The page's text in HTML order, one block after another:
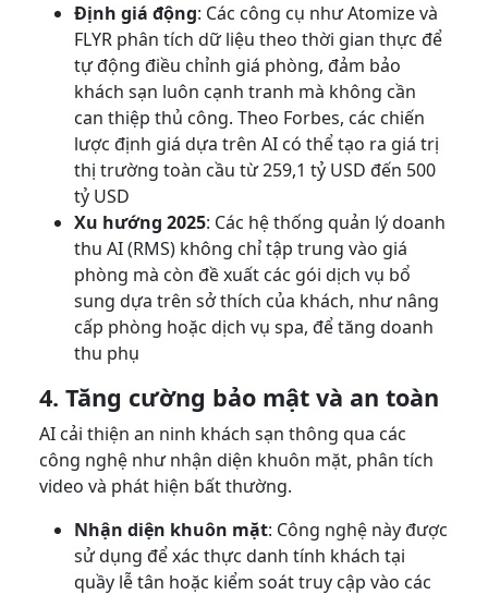
Định giá động: Các công cụ như Atomize và
FLYR phân tích dữ liệu theo thời gian thực để
tự động điều chỉnh giá phòng, đảm bảo
khách sạn luôn cạnh tranh mà không cần
can thiệp thủ công. Theo Forbes, các chiến
lược định giá dựa trên AI có thể tạo ra giá trị
thị trường toàn cầu từ 259,1 tỷ USD đến 500
tỷ USD
Xu hướng 2025: Các hệ thống quản lý doanh
thu AI (RMS) không chỉ tập trung vào giá
phòng mà còn đề xuất các gói dịch vụ bổ
sung dựa trên sở thích của khách, như nâng
cấp phòng hoặc dịch vụ spa, để tăng doanh
thu phụ
4. Tăng cường bảo mật và an toàn
AI cải thiện an ninh khách sạn thông qua các
công nghệ như nhận diện khuôn mặt, phân tích
video và phát hiện bất thường.
Nhận diện khuôn mặt: Công nghệ này được
sử dụng để xác thực danh tính khách tại
quầy lễ tân hoặc kiểm soát truy cập vào các